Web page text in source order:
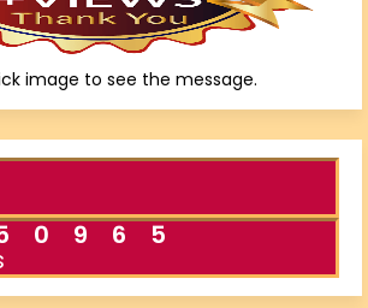
image to see the message.
0 9 6 6